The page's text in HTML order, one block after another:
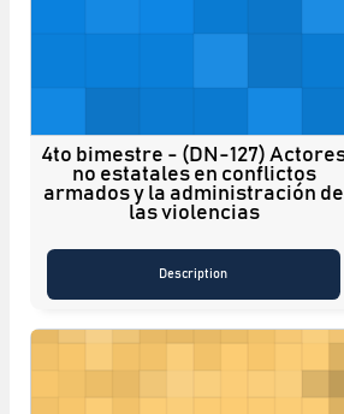
4to bimestre - (DN-127)
no estatales en conflictos
armados y la administración de
las violencias
Description